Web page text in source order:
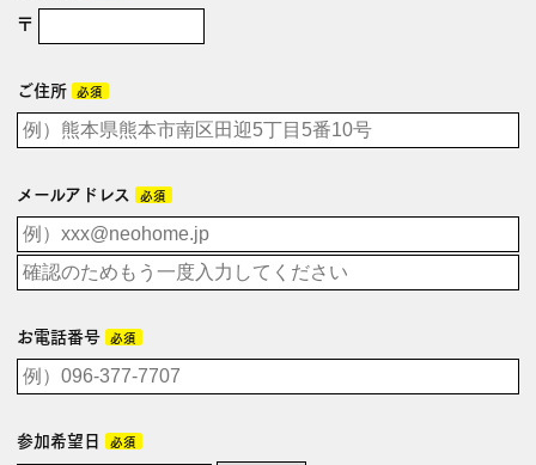
〒
ご住所 必須
メールアドレス 必須
お電話番号 必須
参加希望日 必須